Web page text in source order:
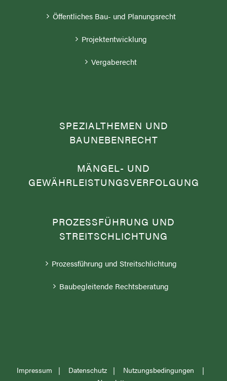
Öffentliches Bau- und Planungsrecht
Projektentwicklung
Vergaberecht
SPEZIALTHEMEN UND
BAUNEBENRECHT
MÄNGEL- UND
GEWÄHRLEISTUNGSVERFOLGUNG
PROZESSFÜHRUNG UND
STREITSCHLICHTUNG
Prozessführung und Streitschlichtung
Baubegleitende Rechtsberatung
Impressum | Datenschutz | Nutzungsbedingungen
|